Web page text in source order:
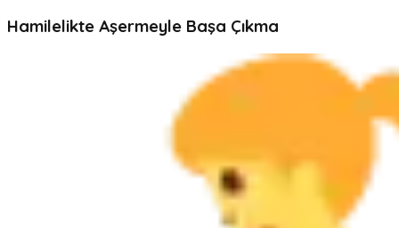
Hamilelikte Aşermeyle Başa Çıkma